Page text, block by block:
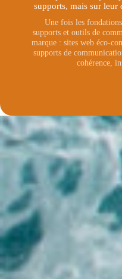
supports, mais sur leur
Une fois les
supports et outils de
marque : sites web éco-
supports de
cohérence,